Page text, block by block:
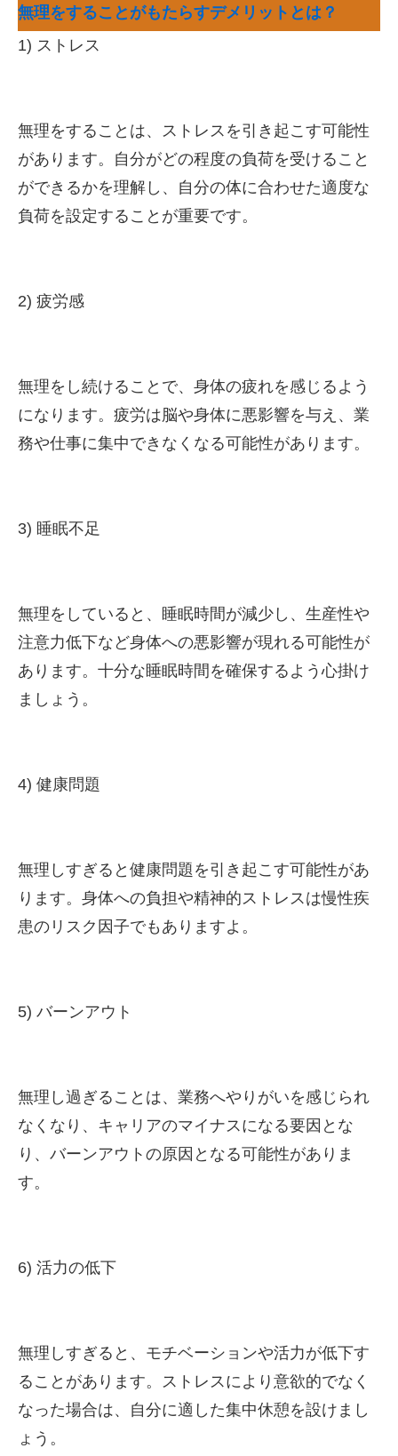
無理をすることがもたらすデメリットとは？
1) ストレス
無理をすることは、ストレスを引き起こす可能性
があります。自分がどの程度の負荷を受けること
ができるかを理解し、自分の体に合わせた適度な
負荷を設定することが重要です。
2) 疲労感
無理をし続けることで、身体の疲れを感じるよう
になります。疲労は脳や身体に悪影響を与え、業
務や仕事に集中できなくなる可能性があります。
3) 睡眠不足
無理をしていると、睡眠時間が減少し、生産性や
注意力低下など身体への悪影響が現れる可能性が
あります。十分な睡眠時間を確保するよう心掛け
ましょう。
4) 健康問題
無理しすぎると健康問題を引き起こす可能性があ
ります。身体への負担や精神的ストレスは慢性疾
患のリスク因子でもありますよ。
5) バーンアウト
無理し過ぎることは、業務へやりがいを感じられ
なくなり、キャリアのマイナスになる要因とな
り、バーンアウトの原因となる可能性がありま
す。
6) 活力の低下
無理しすぎると、モチベーションや活力が低下す
ることがあります。ストレスにより意欲的でなく
なった場合は、自分に適した集中休憩を設けまし
ょう。